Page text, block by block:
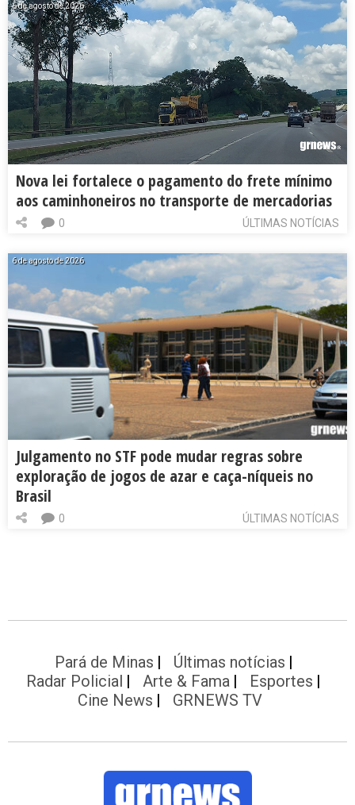
6 de agosto de 2026
Nova lei fortalece o pagamento do frete mínimo
aos caminhoneiros no transporte de mercadorias
ÚLTIMAS NOTÍCIAS
0
6 de agosto de 2026
Julgamento no STF pode mudar regras sobre
exploração de jogos de azar e caça-níqueis no
Brasil
ÚLTIMAS NOTÍCIAS
0
Pará de Minas
Últimas notícias
Radar Policial
Arte & Fama
Esportes
Cine News
GRNEWS TV